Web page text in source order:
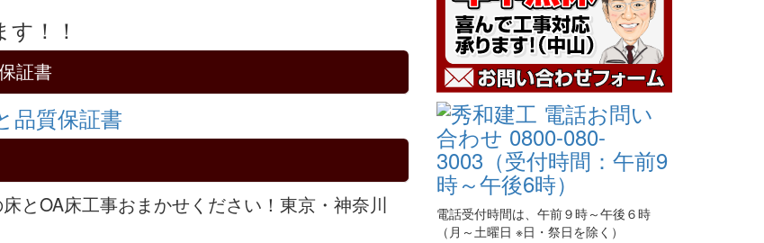
証書
とOA床工事おまかせください！東京・神奈川
電話受付時間は、午前９時～午後６時
（月～土曜日 ※日・祭日を除く）